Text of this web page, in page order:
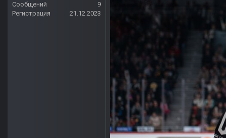
Сообщений
9
Регистрация
21.12.2023